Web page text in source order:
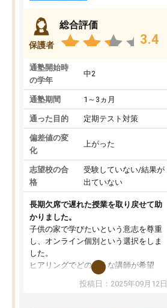
保護者
総合評価
3.4
通塾開始時
の学年
中2
通塾期間 1～3ヵ月
通った目的 定期テスト対策
偏差値の変
化
上がった
志望校の合
格
受験していない/結果が
出ていない
長期欠席で遅れた授業を取り戻せて助
かりました。
子供の家で学びたいという意志を尊重
し、オンライン個別という選択をしま
した。
ヒアリングでどのような講師が希望
か、オプションは付帯するかなど選ぶ
事が出来ました。
投稿日：2025年09月12日